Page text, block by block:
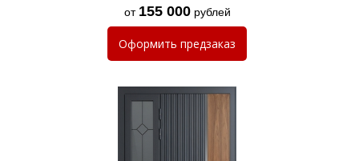
от 155 000рублей
Оформить предзаказ